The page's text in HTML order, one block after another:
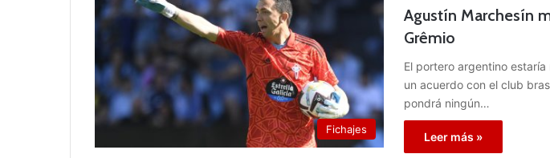
Fichajes
Agustín Marchesín
Grêmio
El portero argentino
un acuerdo con el club
pondrá ningún…
Leer más »